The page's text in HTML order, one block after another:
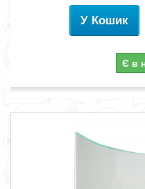
У Кошик
Є в